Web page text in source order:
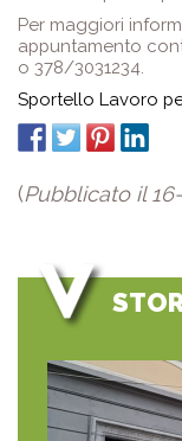
Per maggiori
appuntamento
o 378/3031234.
Sportello Lavoro
(Pubblicato il